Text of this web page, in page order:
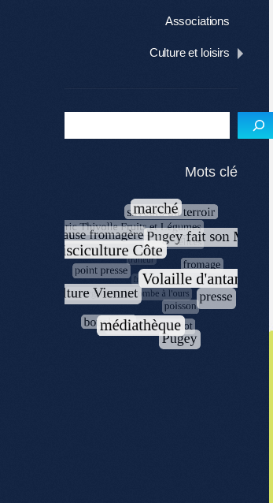
Associations
Culture et loisirs
Mots clé